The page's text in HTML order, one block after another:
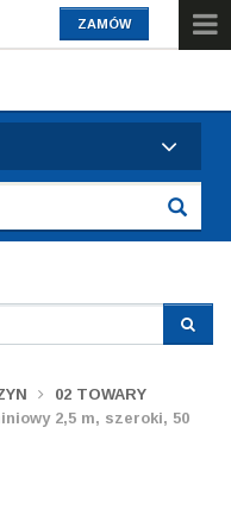
ZAMÓW
02 TOWARY
2,5 m, szeroki, 50